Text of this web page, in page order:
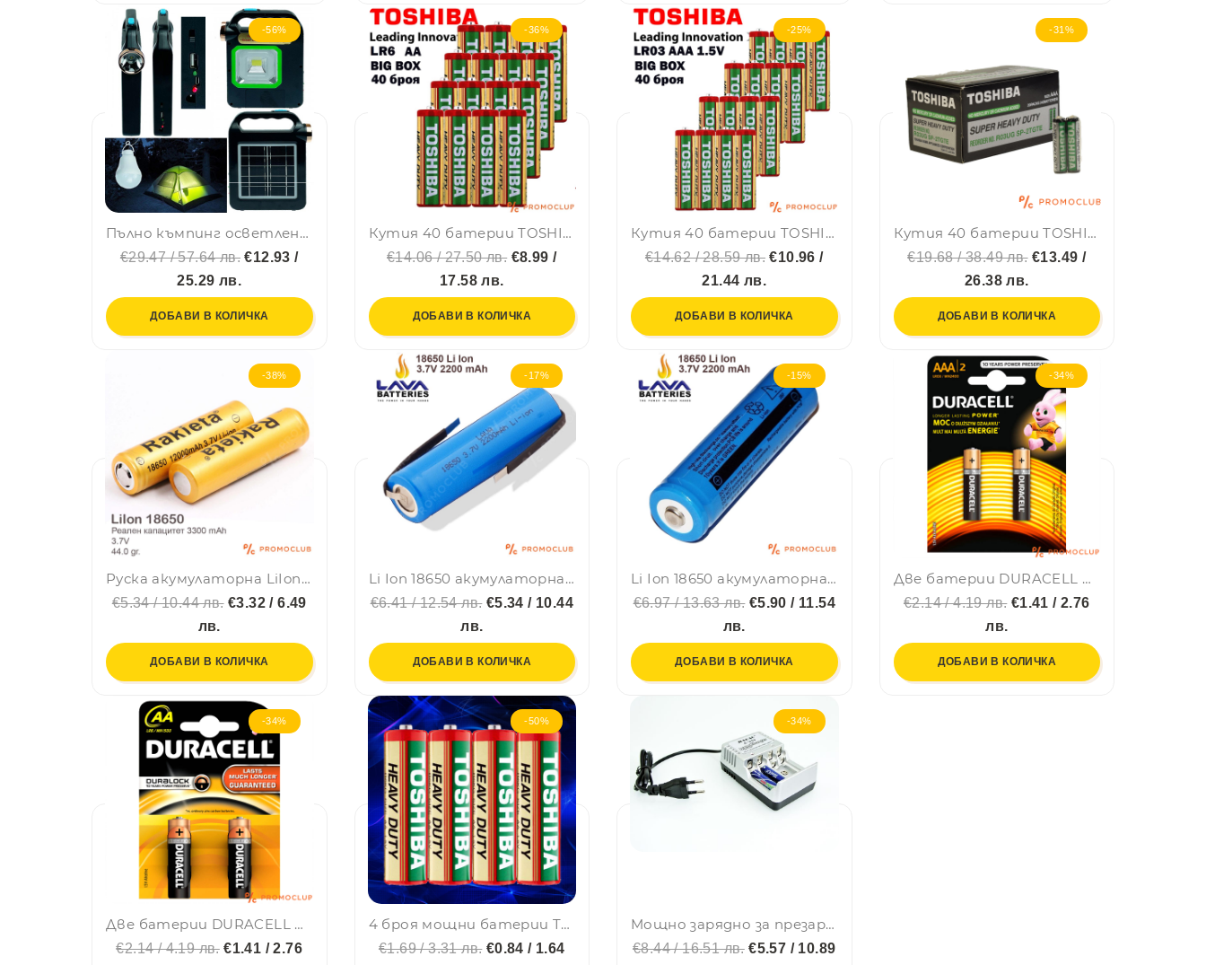
-56%
Пълно къмпинг осветление: солар, батерии, USB, прожектор с три лампи, POWERBANK... Какво повече?
€29.47 / 57.64 лв. €12.93 /
25.29 лв.
ДОБАВИ В КОЛИЧКА
-36%
Кутия 40 батерии TOSHIBA HEAVY DUTY 1.5V LR3 AA (по-големите)
€14.06 / 27.50 лв.€8.99 /
17.58 лв.
ДОБАВИ В КОЛИЧКА
-25%
Кутия 40 батерии TOSHIBA HEAVY DUTY 1.5V R03 AAA (за дистанционни и др.)
€14.62 / 28.59 лв. €10.96 /
21.44 лв.
ДОБАВИ В КОЛИЧКА
-31%
Кутия 40 батерии TOSHIBA Super Heavy Duty R03UG SP- 2TGTE Size AAA- усилени
€19.68 / 38.49 лв.€13.49 /
26.38 лв.
ДОБАВИ В КОЛИЧКА
-38%
Руска акумулаторна LiIon батерия RAKIETA 3.7V 3300 mAh
€5.34 / 10.44 лв.€3.32 / 6.49
лв.
ДОБАВИ В КОЛИЧКА
-17%
Li Ion 18650 акумулаторна батерия LAVA висок клас 3.7V 2200 mAh, БЕЗ ПЪПКА
€6.41 / 12.54 лв.€5.34 / 10.44
лв.
ДОБАВИ В КОЛИЧКА
-15%
Li Ion 18650 акумулаторна батерия LAVA висок клас 3.7V 2200 mAh, с пъпка
€6.97 / 13.63 лв.€5.90 / 11.54
лв.
ДОБАВИ В КОЛИЧКА
-34%
Две батерии DURACELL AAА, 1.5V LR03, DURALOCK Alcaline
€2.14 / 4.19 лв.€1.41 / 2.76
лв.
ДОБАВИ В КОЛИЧКА
-34%
Две батерии DURACELL AA LR06, DURALOCK Alcaline
€2.14 / 4.19 лв.€1.41 / 2.76
-50%
4 броя мощни батерии TOSHIBA HEAVY DUTY R6 1.5V
€1.69 / 3.31 лв.€0.84 / 1.64
-34%
Mощно зарядно за презареждащи батерии MAXDAY A-612 АА / ААА
€8.44 / 16.51 лв.€5.57 / 10.89